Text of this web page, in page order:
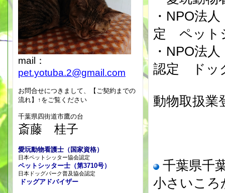
・NPO法
定 ペット
・NPO法
認定 ドッ
動物取扱業
千葉県千
小さいころ
mail：
pet.yotuba.2@gmail.com
お問合せにつきまして、【ご契約までの
流れ】↑をご覧ください
千葉県四街道市鷹の台
斎藤 桂子
愛玩動物看護士（国家資格）
日本ペットシッター協会認定
ペットシッター士（第3710号）
日本ドッグパーク普及協会認定
ドッグアドバイザー